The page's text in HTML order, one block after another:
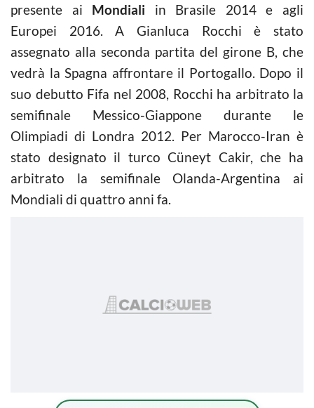
presente ai Mondiali in Brasile 2014 e agli
Europei 2016. A Gianluca Rocchi è stato
assegnato alla seconda partita del girone B, che
vedrà la Spagna affrontare il Portogallo. Dopo il
suo debutto Fifa nel 2008, Rocchi ha arbitrato la
semifinale Messico-Giappone durante le
Olimpiadi di Londra 2012. Per Marocco-Iran è
stato designato il turco Cüneyt Cakir, che ha
arbitrato la semifinale Olanda-Argentina ai
Mondiali di quattro anni fa.